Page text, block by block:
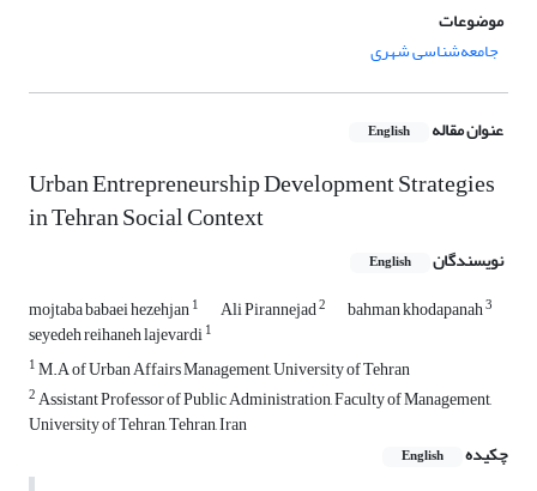
موضوعات
جامعه‌شناسی‌ شهری‌
عنوان مقاله English
Urban Entrepreneurship Development Strategies
in Tehran Social Context
نویسندگان English
mojtaba babaei hezehjan1 Ali Pirannejad2 bahman khodapanah3
seyedeh reihaneh lajevardi1
1M.A of Urban Affairs Management, University of Tehran
2Assistant Professor of Public Administration, Faculty of Management,
University of Tehran, Tehran, Iran
چکیده
English